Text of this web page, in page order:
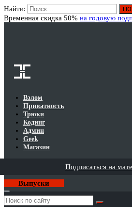
Найти:
Временная скидка 50% на годовую
Взлом
Приватность
Трюки
Кодинг
Админ
Geek
Магазин
Подписаться на
Выпуски
Годовая
подписка